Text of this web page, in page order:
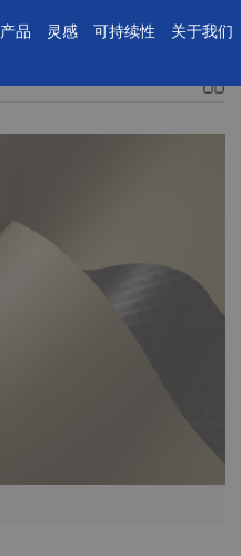
产品 灵感 可持续性 关于我们